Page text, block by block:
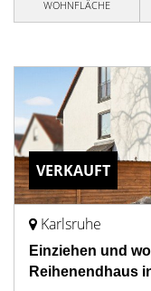
WOHNFLÄCHE
VERKAUFT
Karlsruhe
Einziehen und
Reihenendhaus